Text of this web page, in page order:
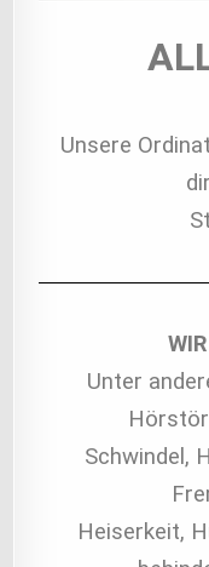
Unsere
Unter
Schwindel,
Heiserkeit,